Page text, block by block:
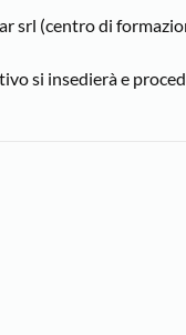
srl (centro di
si insedierà e